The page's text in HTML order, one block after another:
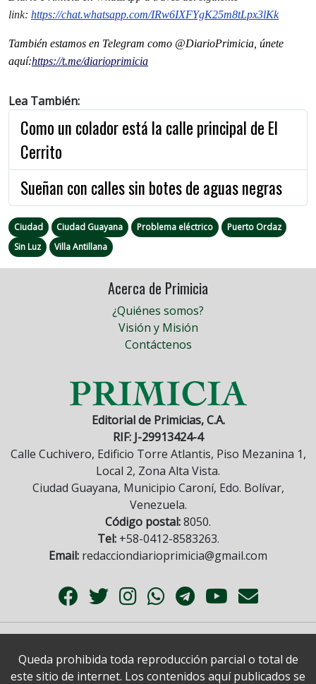
link: https://chat.whatsapp.com/IRw6IXFYgK25m8tLpx3lKk
También estamos en Telegram como @DiarioPrimicia, únete
aquí:https://t.me/diarioprimicia
Lea También:
Como un colador está la calle principal de El
Cerrito
Sueñan con calles sin botes de aguas negras
Ciudad Ciudad Guayana Problema eléctrico
Puerto Ordaz
Sin Luz
Villa Antillana
Acerca de Primicia
¿Quiénes somos?
Visión y Misión
Contáctenos
Editorial de Primicias, C.A.
RIF: J-29913424-4
Calle Cuchivero, Edificio Torre Atlantis, Piso Mezanina 1,
Local 2, Zona Alta Vista.
Ciudad Guayana, Municipio Caroní, Edo. Bolívar,
Venezuela.
Código postal:8050.
Tel:+58-0412-8583263.
Email: redacciondiarioprimicia@gmail.com
Queda prohibida toda reproducción parcial o total de
este sitio de internet. Los contenidos aquí publicados se